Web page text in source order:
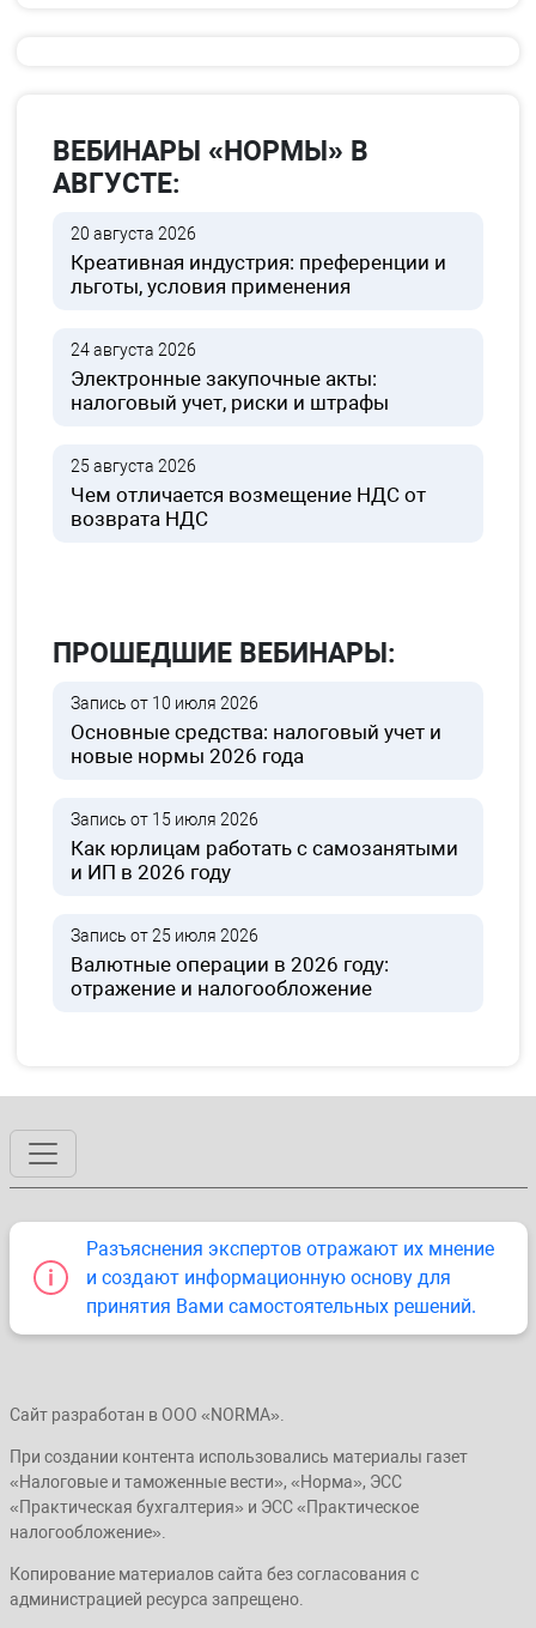
ВЕБИНАРЫ «НОРМЫ» В
АВГУСТЕ:
20 августа 2026
Креативная индустрия: преференции и
льготы, условия применения
24 августа 2026
Электронные закупочные акты:
налоговый учет, риски и штрафы
25 августа 2026
Чем отличается возмещение НДС от
возврата НДС
ПРОШЕДШИЕ ВЕБИНАРЫ:
Запись от 10 июля 2026
Основные средства: налоговый учет и
новые нормы 2026 года
Запись от 15 июля 2026
Как юрлицам работать с самозанятыми
и ИП в 2026 году
Запись от 25 июля 2026
Валютные операции в 2026 году:
отражение и налогообложение
Разъяснения экспертов отражают их мнение
и создают информационную основу для
принятия Вами самостоятельных решений.
Сайт разработан в ООО «NORMA».
При создании контента использовались материалы газет
«Налоговые и таможенные вести», «Норма», ЭСС
«Практическая бухгалтерия» и ЭСС «Практическое
налогообложение».
Копирование материалов сайта без согласования с
администрацией ресурса запрещено.